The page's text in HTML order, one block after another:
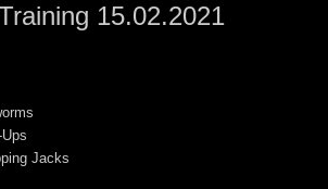
15.02.2021
Jacks